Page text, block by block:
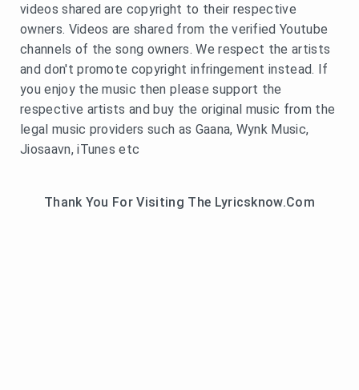
videos shared are copyright to their respective
owners. Videos are shared from the verified Youtube
channels of the song owners. We respect the artists
and don't promote copyright infringement instead. If
you enjoy the music then please support the
respective artists and buy the original music from the
legal music providers such as Gaana, Wynk Music,
Jiosaavn, iTunes etc
Thank You For Visiting The Lyricsknow.Com